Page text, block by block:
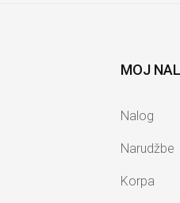
MOJ
Nalog
Narudžbe
Korpa